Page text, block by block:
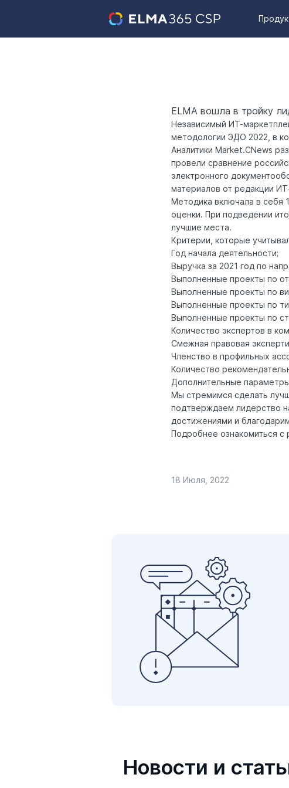
ELMA вошла в тройку
Независимый ИТ-
методологии ЭДО 2022, в
Аналитики Market.CNews
провели сравнение
электронного
материалов от редакции
Методика включала в себя
оценки. При подведении
лучшие места.
Критерии, которые
Год начала деятельности;
Выручка за 2021 год по
Выполненные проекты по
Выполненные проекты по
Выполненные проекты по
Выполненные проекты по
Количество экспертов в
Смежная правовая
Членство в профильных
Количество
Дополнительные
Мы стремимся сделать
подтверждаем лидерство
достижениями и
Подробнее ознакомиться с
18 Июля, 2022
Новости и